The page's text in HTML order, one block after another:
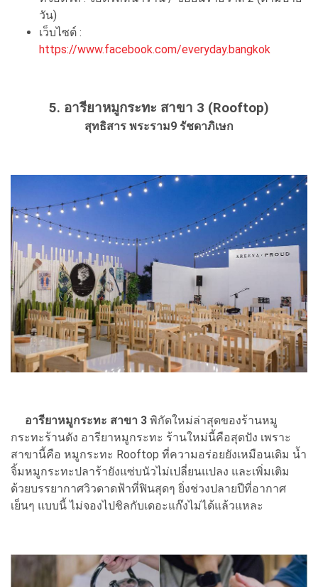
วัน)
เว็บไซต์ :
https://www.facebook.com/everyday.bangkok
5. อารียาหมูกระทะ สาขา 3 (Rooftop)
สุทธิสาร พระราม9 รัชดาภิเษก
อารียาหมูกระทะ สาขา 3 พิกัดใหม่ล่าสุดของร้านหมู
กระทะร้านดัง อารียาหมูกระทะ ร้านใหม่นี้คือสุดปัง เพราะ
สาขานี้คือ หมูกระทะ Rooftop ที่ความอร่อยยังเหมือนเดิม น้ำ
จิ้มหมูกระทะปลาร้ายังแซ่บนัวไม่เปลี่ยนแปลง และเพิ่มเติม
ด้วยบรรยากาศวิวดาดฟ้าที่ฟินสุดๆ ยิ่งช่วงปลายปีที่อากาศ
เย็นๆ แบบนี้ ไม่จองไปชิลกับเดอะแก๊งไม่ได้แล้วแหละ